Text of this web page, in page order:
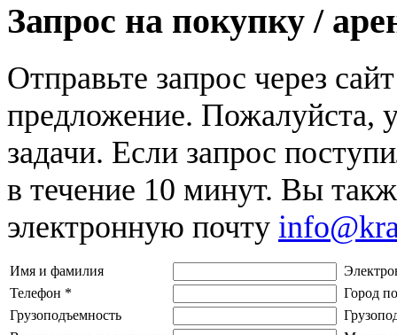
Запрос на покупку /
Отправьте запрос через
предложение. Пожалуйста,
задачи. Если запрос
в течение 10 минут. Вы
электронную почту
Имя и фамилия
Телефон *
Город
Грузоподъемность